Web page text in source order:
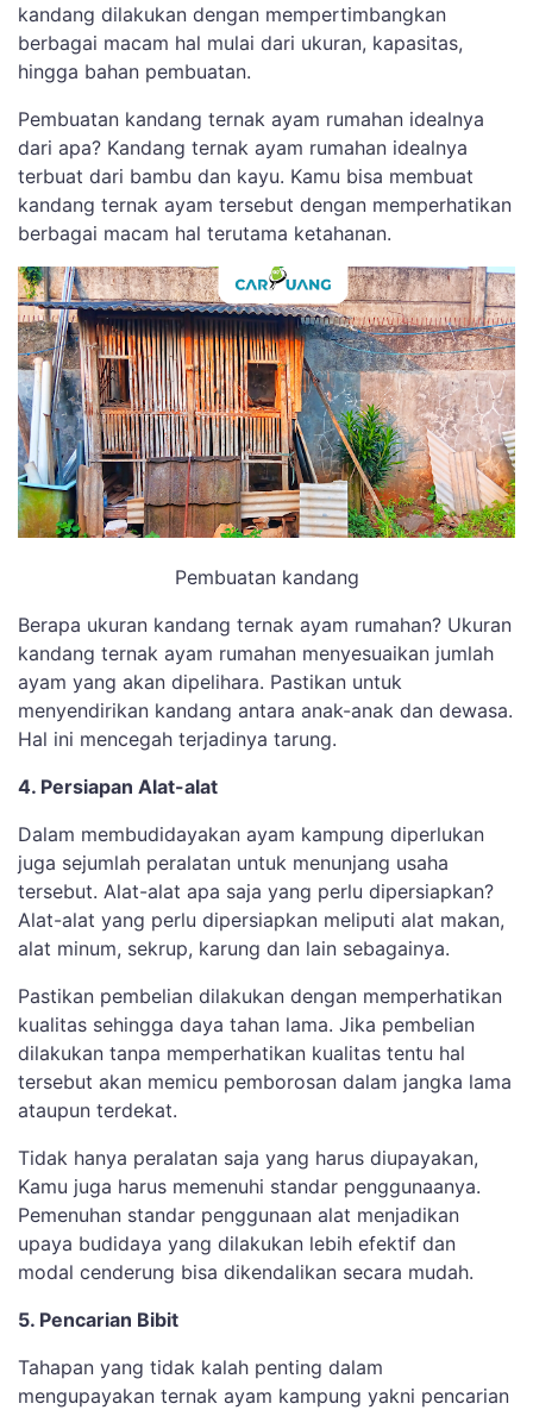
kandang dilakukan dengan mempertimbangkan
berbagai macam hal mulai dari ukuran, kapasitas,
hingga bahan pembuatan.
Pembuatan kandang ternak ayam rumahan idealnya
dari apa? Kandang ternak ayam rumahan idealnya
terbuat dari bambu dan kayu. Kamu bisa membuat
kandang ternak ayam tersebut dengan memperhatikan
berbagai macam hal terutama ketahanan.
Pembuatan kandang
Berapa ukuran kandang ternak ayam rumahan? Ukuran
kandang ternak ayam rumahan menyesuaikan jumlah
ayam yang akan dipelihara. Pastikan untuk
menyendirikan kandang antara anak-anak dan dewasa.
Hal ini mencegah terjadinya tarung.
4. Persiapan Alat-alat
Dalam membudidayakan ayam kampung diperlukan
juga sejumlah peralatan untuk menunjang usaha
tersebut. Alat-alat apa saja yang perlu dipersiapkan?
Alat-alat yang perlu dipersiapkan meliputi alat makan,
alat minum, sekrup, karung dan lain sebagainya.
Pastikan pembelian dilakukan dengan memperhatikan
kualitas sehingga daya tahan lama. Jika pembelian
dilakukan tanpa memperhatikan kualitas tentu hal
tersebut akan memicu pemborosan dalam jangka lama
ataupun terdekat.
Tidak hanya peralatan saja yang harus diupayakan,
Kamu juga harus memenuhi standar penggunaanya.
Pemenuhan standar penggunaan alat menjadikan
upaya budidaya yang dilakukan lebih efektif dan
modal cenderung bisa dikendalikan secara mudah.
5. Pencarian Bibit
Tahapan yang tidak kalah penting dalam
mengupayakan ternak ayam kampung yakni pencarian